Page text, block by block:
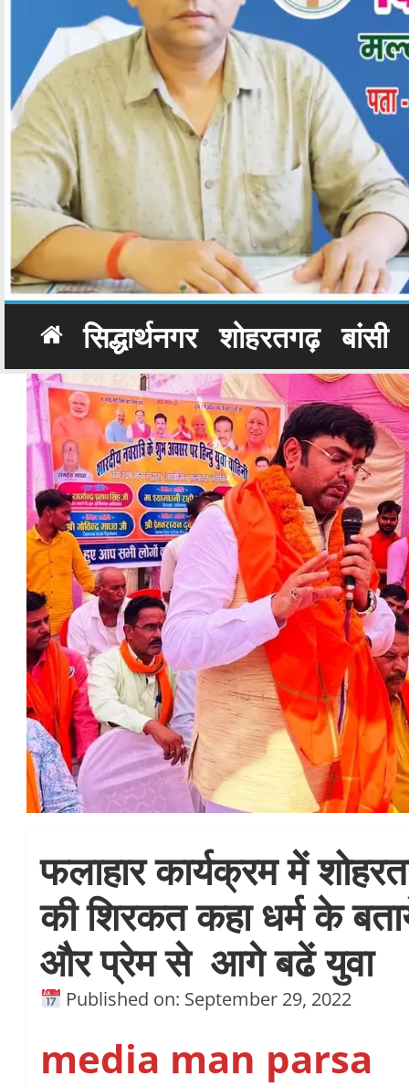
सिद्धार्थनगर शोहरतगढ़ बांसी
फलाहार कार्यक्रम में
की शिरकत कहा धर्म के
और प्रेम से आगे बढें युवा
Published on: September 29, 2022
media man parsa